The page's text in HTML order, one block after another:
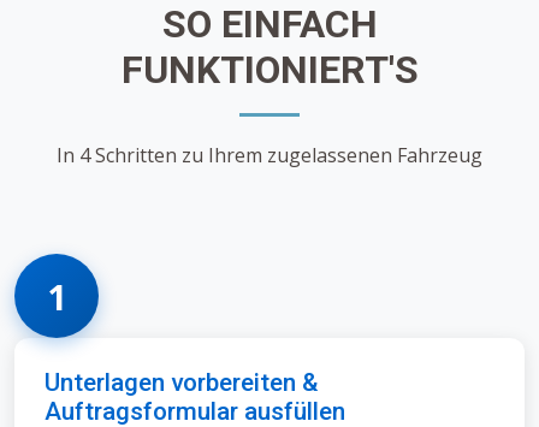
SO EINFACH
FUNKTIONIERT'S
In 4 Schritten zu Ihrem zugelassenen Fahrzeug
1
Unterlagen vorbereiten &
Auftragsformular ausfüllen